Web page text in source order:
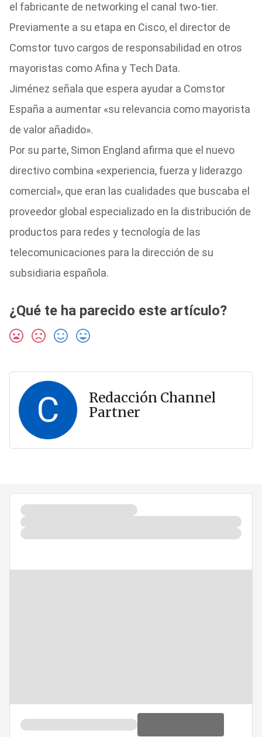
el fabricante de networking el canal two-tier.
Previamente a su etapa en Cisco, el director de
Comstor tuvo cargos de responsabilidad en otros
mayoristas como Afina y Tech Data.
Jiménez señala que espera ayudar a Comstor
España a aumentar «su relevancia como mayorista
de valor añadido».
Por su parte, Simon England afirma que el nuevo
directivo combina «experiencia, fuerza y liderazgo
comercial», que eran las cualidades que buscaba el
proveedor global especializado en la distribución de
productos para redes y tecnología de las
telecomunicaciones para la dirección de su
subsidiaria española.
¿Qué te ha parecido este artículo?
C
Redacción Channel
Partner